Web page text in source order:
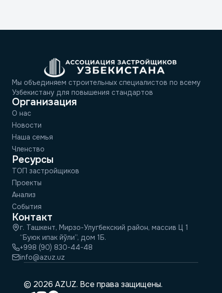
Мы объединяем строительных специалистов по всему
Узбекистану для повышения стандартов
Организация
О нас
Новости
Наша семья
Членство
Ресурсы
ТОП застройщиков
Проекты
Анализ
События
Контакт
г. Ташкент, Мирзо-Улугбекский район, массив Ц 1
“Буюк ипак йўли”, дом 1Б.
+998 (90) 830-44-48
info@azuz.uz
© 2026 AZUZ. Все права защищены.